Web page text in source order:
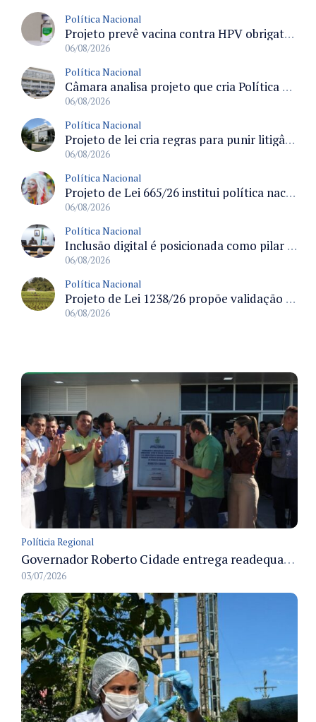
Política Nacional
Projeto prevê vacina contra HPV obrigatória e testes moleculares para rastreamento do câncer do colo do útero
06/08/2026
Política Nacional
Câmara analisa projeto que cria Política Nacional de Qualificação e Valorização da Preceptoria na Residência Médica
06/08/2026
Política Nacional
Projeto de lei cria regras para punir litigância abusiva reversa e integrar sistemas do Judiciário
06/08/2026
Política Nacional
Projeto de Lei 665/26 institui política nacional para prevenção ao transfeminicídio e prevê medidas de proteção e reparação
06/08/2026
Política Nacional
Inclusão digital é posicionada como pilar essencial da reurbanização de favelas e periferias
06/08/2026
Política Nacional
Projeto de Lei 1238/26 propõe validação automática do Cadastro Ambiental Rural para imóveis de até quatro módulos fiscais
06/08/2026
Políticia Regional
Governador Roberto Cidade entrega readequação do ambulatório da FCecon e amplia capacidade de atendimento oncológico em Manaus
03/07/2026